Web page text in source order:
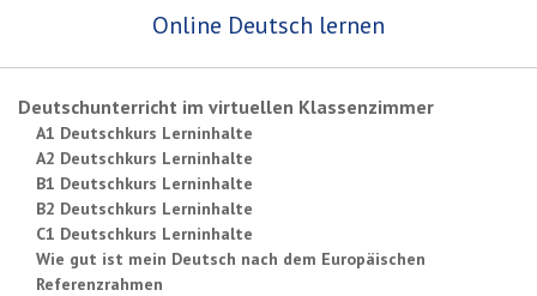
Online Deutsch lernen
Deutschunterricht im virtuellen Klassenzimmer
A1 Deutschkurs Lerninhalte
A2 Deutschkurs Lerninhalte
B1 Deutschkurs Lerninhalte
B2 Deutschkurs Lerninhalte
C1 Deutschkurs Lerninhalte
Wie gut ist mein Deutsch nach dem Europäischen
Referenzrahmen